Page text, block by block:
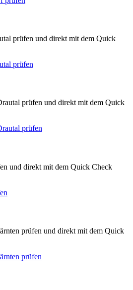
prüfen und direkt mit dem Quick
prüfen
prüfen und direkt mit dem Quick
prüfen
und direkt mit dem Quick Check
prüfen und direkt mit dem Quick
prüfen